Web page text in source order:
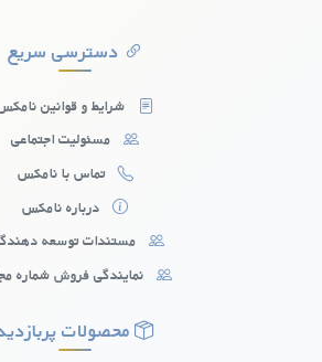
شماره مجازی رایگان
چالش‌ها و محدودیت‌ها
دسترسی سریع
شرایط و قوانین
مسئولیت اجتماعی
تماس با نامکس
درباره نامکس
مستندات توسعه
نمایندگی فروش شماره
محصولات